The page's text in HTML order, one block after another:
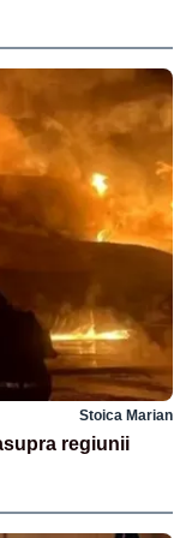
Stoica Marian
regiunii